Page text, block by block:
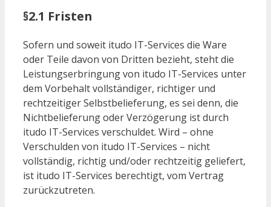
§2.1 Fristen
Sofern und soweit itudo IT-Services die Ware
oder Teile davon von Dritten bezieht, steht die
Leistungserbringung von itudo IT-Services unter
dem Vorbehalt vollständiger, richtiger und
rechtzeitiger Selbstbelieferung, es sei denn, die
Nichtbelieferung oder Verzögerung ist durch
itudo IT-Services verschuldet. Wird – ohne
Verschulden von itudo IT-Services – nicht
vollständig, richtig und/oder rechtzeitig geliefert,
ist itudo IT-Services berechtigt, vom Vertrag
zurückzutreten.